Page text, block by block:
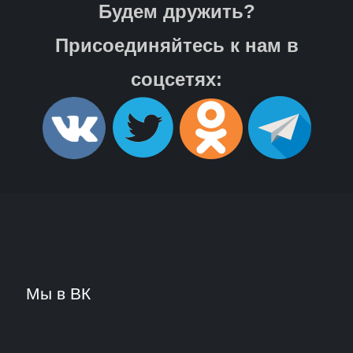
Будем дружить?
Присоединяйтесь к нам в
соцсетях:
Мы в ВК